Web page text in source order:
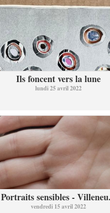
Ils foncent vers la lune
lundi 25 avril 2022
Portraits sensibles -
vendredi 15 avril 2022